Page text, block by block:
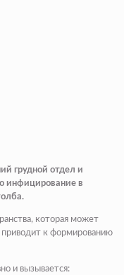
грудной отдел и
инфицирование в
которая может
к формированию
и вызывается: